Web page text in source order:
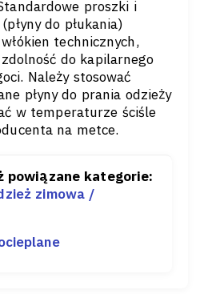
proszki i
do płukania)
technicznych,
do kapilarnego
Należy stosować
płyny do prania odzieży
w temperaturze ściśle
na metce.
powiązane kategorie:
zimowa /